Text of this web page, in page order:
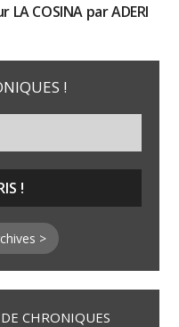
COSINA par ADERI
!
>
CHRONIQUES